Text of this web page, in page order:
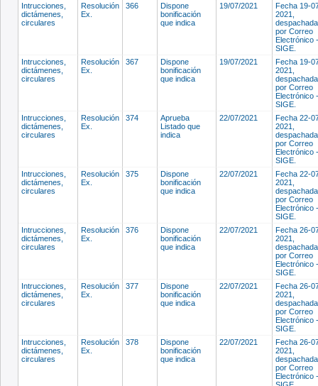
Intrucciones,
dictámenes,
circulares
Resolución
Ex.
366
Dispone
bonificación
que indica
19/07/2021
Fecha 19-
2021,
despachada
por Correo
Electrónico -
SIGE.
Intrucciones,
dictámenes,
circulares
Resolución
Ex.
367
Dispone
bonificación
que indica
19/07/2021
Fecha 19-
2021,
despachada
por Correo
Electrónico -
SIGE.
Intrucciones,
dictámenes,
circulares
Resolución
Ex.
374
Aprueba
Listado que
indica
22/07/2021
Fecha 22-
2021,
despachada
por Correo
Electrónico -
SIGE.
Intrucciones,
dictámenes,
circulares
Resolución
Ex.
375
Dispone
bonificación
que indica
22/07/2021
Fecha 22-
2021,
despachada
por Correo
Electrónico -
SIGE.
Intrucciones,
dictámenes,
circulares
Resolución
Ex.
376
Dispone
bonificación
que indica
22/07/2021
Fecha 26-
2021,
despachada
por Correo
Electrónico -
SIGE.
Intrucciones,
dictámenes,
circulares
Resolución
Ex.
377
Dispone
bonificación
que indica
22/07/2021
Fecha 26-
2021,
despachada
por Correo
Electrónico -
SIGE.
Intrucciones,
dictámenes,
circulares
Resolución
Ex.
378
Dispone
bonificación
que indica
22/07/2021
Fecha 26-
2021,
despachada
por Correo
Electrónico -